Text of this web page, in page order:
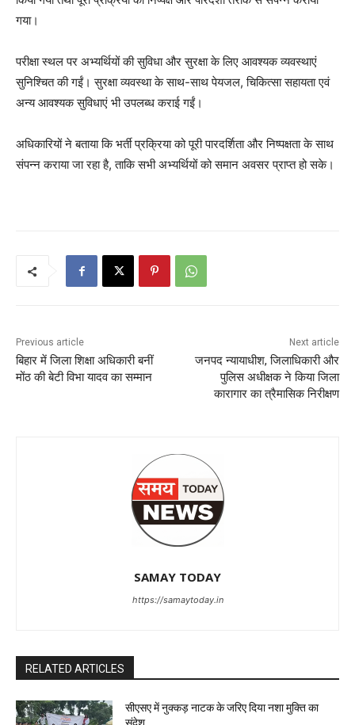
गया।
परीक्षा स्थल पर अभ्यर्थियों की सुविधा और सुरक्षा के लिए आवश्यक व्यवस्थाएं
सुनिश्चित की गईं। सुरक्षा व्यवस्था के साथ-साथ पेयजल, चिकित्सा सहायता एवं
अन्य आवश्यक सुविधाएं भी उपलब्ध कराई गईं।
अधिकारियों ने बताया कि भर्ती प्रक्रिया को पूरी पारदर्शिता और निष्पक्षता के साथ
संपन्न कराया जा रहा है, ताकि सभी अभ्यर्थियों को समान अवसर प्राप्त हो सके।
Previous article
बिहार में जिला शिक्षा अधिकारी बनीं
मोंठ की बेटी विभा यादव का सम्मान
Next article
जनपद न्यायाधीश, जिलाधिकारी और
पुलिस अधीक्षक ने किया जिला
कारागार का त्रैमासिक निरीक्षण
SAMAY TODAY
https://samaytoday.in
RELATED ARTICLES
सीएसए में नुक्कड़ नाटक के जरिए दिया नशा मुक्ति का